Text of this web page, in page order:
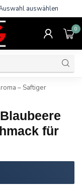
auswählen
0
– Saftiger
für